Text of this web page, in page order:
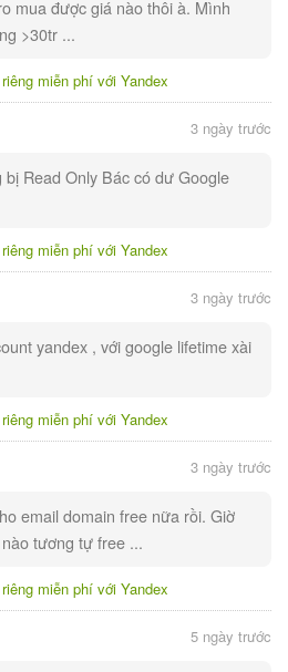
mua được giá nào thôi à. Mình
>30tr ...
miễn phí với Yandex
3 ngày trước
Read Only Bác có dư Google
miễn phí với Yandex
3 ngày trước
yandex , với google lifetime xài
miễn phí với Yandex
3 ngày trước
email domain free nữa rồi. Giờ
tương tự free ...
miễn phí với Yandex
5 ngày trước